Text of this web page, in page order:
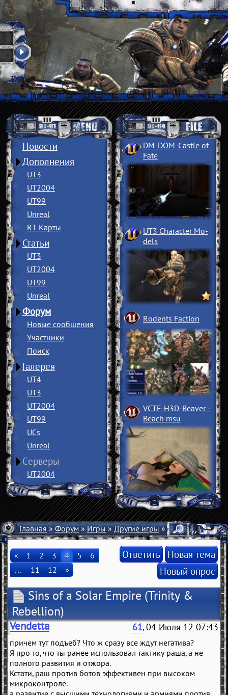
Новости
Дополнения
UT3
UT2004
UT99
Unreal
RT-Карты
Статьи
UT3
UT2004
UT99
Unreal
Форум
Новые сообщения
Участники
Поиск
Галерея
UT4
UT3
UT2004
UT99
UCs
Unreal
Серверы
UT2004
DM-DOM-Castle of­
Fate
UT3 Character Mo­
dels
Rodents Faction
VCTF-H3D-Beaver ­
Beach msu
Главная»Форум»Игры»Другие игры» Sins of a Solar
« 1 2 3 4 5
6
…
11 12 »
Ответить Новая тема
Новый опрос
Sins of a Solar Empire (Trinity &
Rebellion)
Vendetta 61, 04 Июля 12 07:43
причем тут подъеб? Что ж сразу все ждут негатива?
Я про то, что ты ранее использовал тактику раша, а не
полного развития и отжора.
Кстати, раш против ботов эффективен при высоком
микроконтроле.